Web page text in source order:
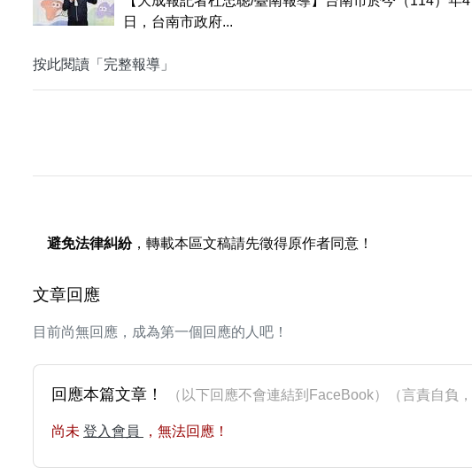
日，台南市政府...
按此閱讀「完整報導」
避免法律糾紛，轉載本區文稿請先徵得原作者同意！
文章回應
目前尚無回應，成為第一個回應的人吧！
回應本篇文章！ （以下回應不會連結到FaceBook）（言責自負
尚未 登入會員 ，無法回應！